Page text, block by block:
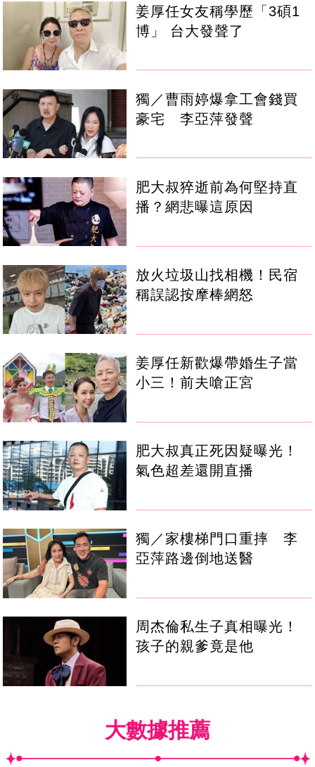
姜厚任女友稱學歷「3碩1
博」 台大發聲了
獨／曹雨婷爆拿工會錢買
豪宅 李亞萍發聲
肥大叔猝逝前為何堅持直
播？網悲曝這原因
放火垃圾山找相機！民宿
稱誤認按摩棒網怒
姜厚任新歡爆帶婚生子當
小三！前夫嗆正宮
肥大叔真正死因疑曝光！
氣色超差還開直播
獨／家樓梯門口重摔 李
亞萍路邊倒地送醫
周杰倫私生子真相曝光！
孩子的親爹竟是他
大數據推薦